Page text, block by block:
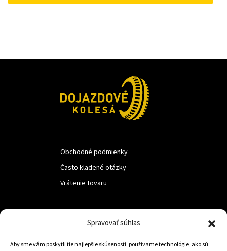
Spravovať súhlas
Aby sme vám poskytli tie najlepšie skúsenosti, používame technológie, ako sú
Obchodné podmienky
Často kladené otázky
Vrátenie tovaru
Trstená 02801